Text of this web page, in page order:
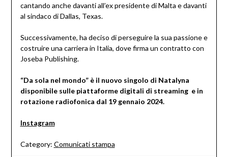
cantando anche davanti all’ex presidente di Malta e davanti
al sindaco di Dallas, Texas.
Successivamente, ha deciso di perseguire la sua passione e
costruire una carriera in Italia, dove firma un contratto con
Joseba Publishing.
“Da sola nel mondo” è il nuovo singolo di Natalyna
disponibile sulle piattaforme digitali di streaming e in
rotazione radiofonica dal 19 gennaio 2024.
Instagram
Category: Comunicati stampa